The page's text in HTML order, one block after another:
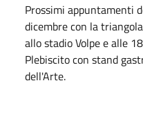
Prossimi appuntamenti
dicembre con la
allo stadio Volpe e alle
Plebiscito con stand
dell'Arte.